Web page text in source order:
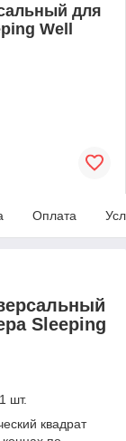
для
Well
Оплата
Sleeping
шт.
квадрат